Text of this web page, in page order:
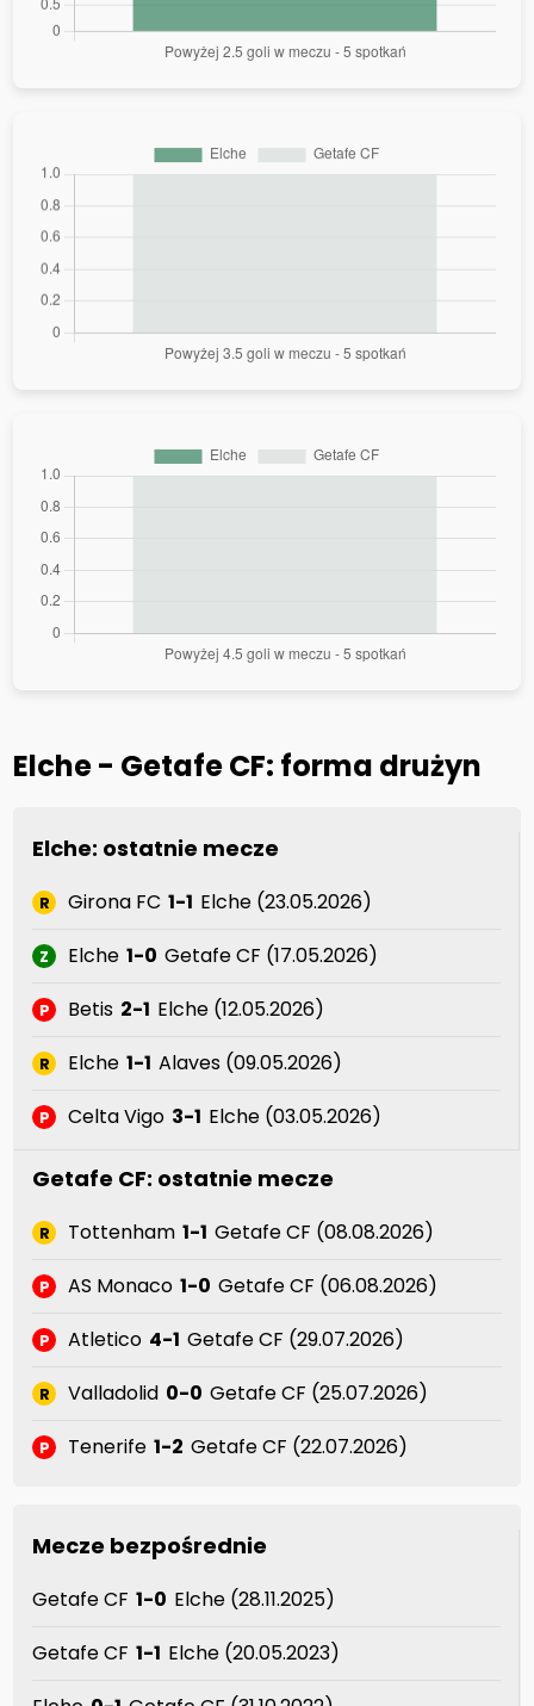
Elche - Getafe CF: forma drużyn
Elche: ostatnie mecze
R Girona FC 1-1 Elche (23.05.2026)
Z Elche 1-0 Getafe CF (17.05.2026)
P Betis 2-1 Elche (12.05.2026)
R Elche 1-1 Alaves (09.05.2026)
P Celta Vigo 3-1 Elche (03.05.2026)
Getafe CF: ostatnie mecze
R Tottenham 1-1 Getafe CF (08.08.2026)
P AS Monaco 1-0 Getafe CF (06.08.2026)
P Atletico 4-1 Getafe CF (29.07.2026)
R Valladolid 0-0 Getafe CF (25.07.2026)
P Tenerife 1-2 Getafe CF (22.07.2026)
Mecze bezpośrednie
Getafe CF 1-0 Elche (28.11.2025)
Getafe CF 1-1 Elche (20.05.2023)